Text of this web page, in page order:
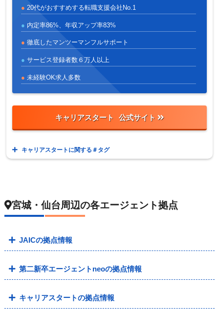
20代がおすすめする転職支援会社No.1
内定率86%、年収アップ率83%
徹底したマンツーマンフルサポート
サービス登録者数６万人以上
未経験OK求人多数
キャリアスタート
キャリアスタートに関する＃タグ
宮城・仙台周辺の各エージェント拠点
JAICの拠点情報
第二新卒エージェントneoの拠点情報
キャリアスタートの拠点情報